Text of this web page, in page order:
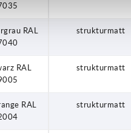
RAL
strukturmatt
RAL
strukturmatt
RAL
strukturmatt